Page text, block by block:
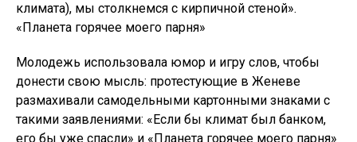
климата), мы столкнемся с кирпичной стеной».
«Планета горячее моего парня»
Молодежь использовала юмор и игру слов, чтобы
донести свою мысль: протестующие в Женеве
размахивали самодельными картонными знаками с
такими заявлениями: «Если бы климат был банком,
его бы уже спасли» и «Планета горячее моего парня»